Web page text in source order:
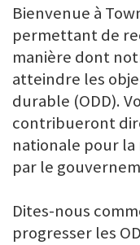
Bienvenue à
permettant de
manière dont
atteindre les
durable (ODD).
contribueront
nationale pour la
par le
Dites-nous
progresser les